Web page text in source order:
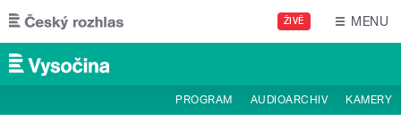
Přejít k hlavnímu obsahu
ŽIVĚ MENU
PROGRAM AUDIOARCHIV KAMERY